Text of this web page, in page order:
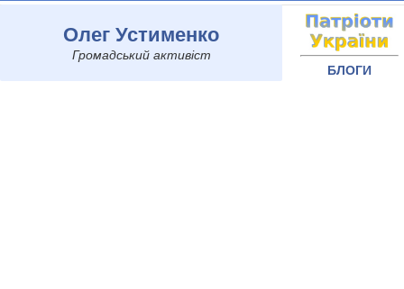
Олег Устименко
Громадський активіст
БЛОГИ